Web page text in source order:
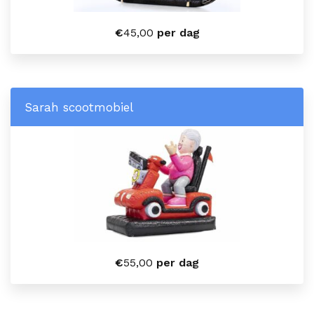
€45,00 per dag
Sarah scootmobiel
€55,00 per dag